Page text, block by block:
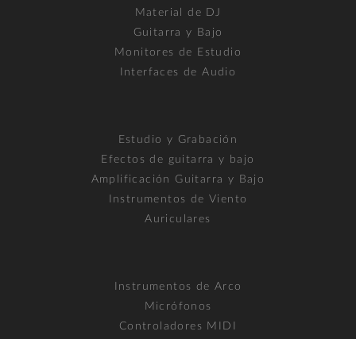
Material de DJ
Guitarra y Bajo
Monitores de Estudio
Interfaces de Audio
Estudio y Grabación
Efectos de guitarra y bajo
Amplificación Guitarra y Bajo
Instrumentos de Viento
Auriculares
Instrumentos de Arco
Micrófonos
Controladores MIDI